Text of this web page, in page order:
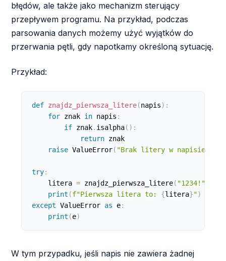
błędów, ale także jako mechanizm sterujący
przepływem programu. Na przykład, podczas
parsowania danych możemy użyć wyjątków do
przerwania pętli, gdy napotkamy określoną sytuację.
Przykład:
def znajdz_pierwsza_litere(napis) :
for znak in napis :
if znak. isalpha( ) :
return znak
raise ValueError( "Brak litery w napisie"
try:
    litera
= znajdz_pierwsza_litere( "1234!"
print (f"Pierwsza litera to: {litera}")
except ValueError as e:
print (e)
W tym przypadku, jeśli napis nie zawiera żadnej